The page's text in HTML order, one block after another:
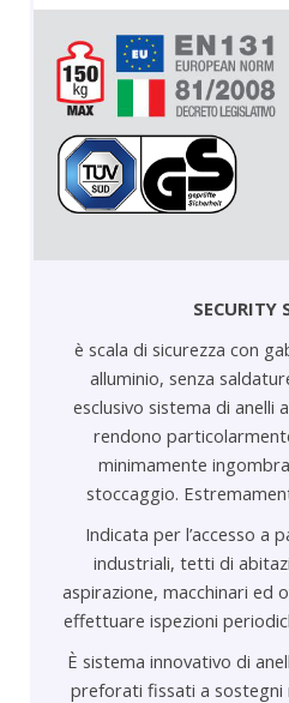
SECURITY
è scala di sicurezza con
alluminio, senza
esclusivo sistema di anelli
rendono
minimamente
stoccaggio.
Indicata per l’accesso a
industriali, tetti di
aspirazione, macchinari ed
effettuare ispezioni
È sistema innovativo di
preforati fissati a